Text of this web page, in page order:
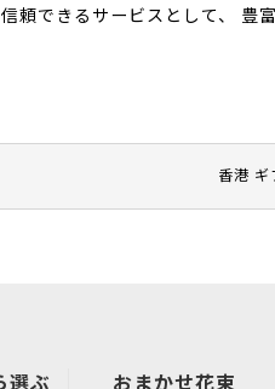
香港 ギ
頼できるサービスとして、 豊
選ぶ おまかせ花束